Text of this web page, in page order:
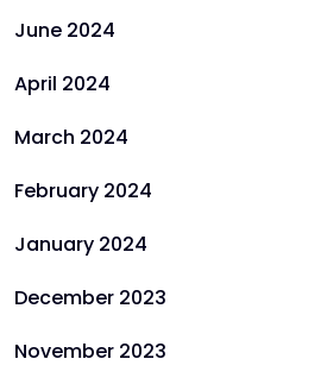
June 2024
April 2024
March 2024
February 2024
January 2024
December 2023
November 2023